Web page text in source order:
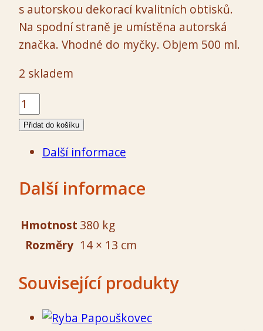
s autorskou dekorací kvalitních obtisků.
Na spodní straně je umístěna autorská
značka. Vhodné do myčky. Objem 500 ml.
2 skladem
Hrnek
s
500
množství
Přidat do košíku
Další informace
Další informace
Hmotnost 380 kg
Rozměry 14 × 13 cm
Související produkty